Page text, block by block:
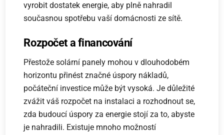
vyrobit dostatek energie, aby plně nahradil
současnou spotřebu vaší domácnosti ze sítě.
Rozpočet a financování
Přestože solární panely mohou v dlouhodobém
horizontu přinést značné úspory nákladů,
počáteční investice může být vysoká. Je důležité
zvážit váš rozpočet na instalaci a rozhodnout se,
zda budoucí úspory za energie stojí za to, abyste
je nahradili. Existuje mnoho možností